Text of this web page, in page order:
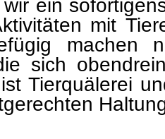
wir ein
mit
machen
sich
Tierquälerei